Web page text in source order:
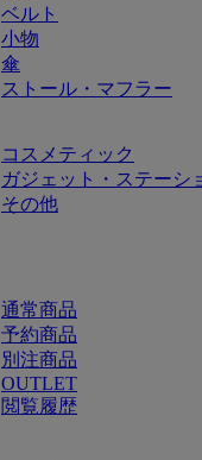
ベルト
小物
傘
ストール・マフラー
コスメティック
ガジェット・ステーシ
その他
通常商品
予約商品
別注商品
OUTLET
閲覧履歴